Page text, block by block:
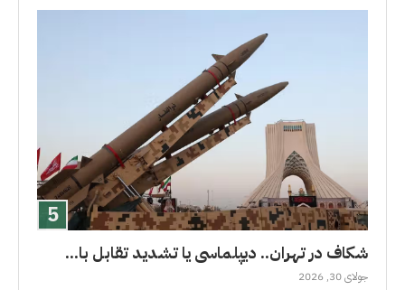
شکاف در تهران.. دیپلماسی یا تشدید تقابل با...
جولای 30, 2026